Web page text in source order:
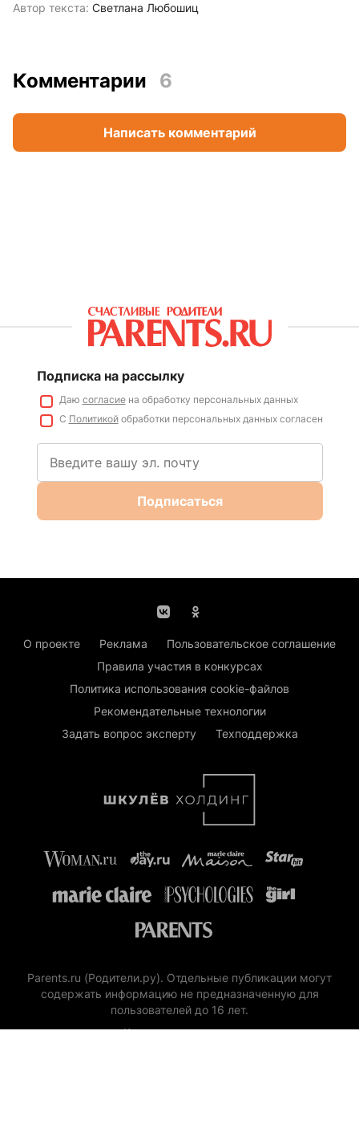
Автор текста: Светлана Любошиц
Комментарии 6
Написать комментарий
Подписка на рассылку
Даю согласиена обработку персональных данных
С Политикойобработки персональных данных согласен
Подписаться
О проекте Реклама
Пользовательское соглашение
Правила участия в конкурсах
Политика использования cookie-файлов
Рекомендательные технологии
Задать вопрос эксперту
Техподдержка
Parents.ru (Родители.ру). Отдельные публикации могут
содержать информацию не предназначенную для
пользователей до 16 лет.
Контактные данные: